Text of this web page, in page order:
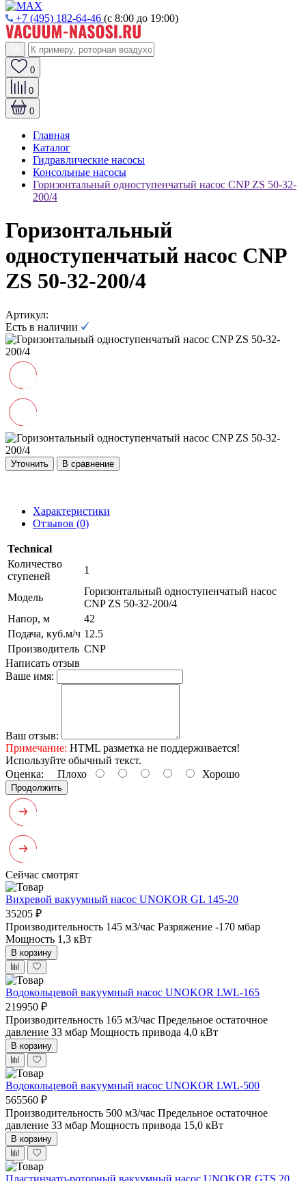
+7 (495) 182-64-46 (с 8:00 до 19:00)
0
0
0
Главная
Каталог
Гидравлические насосы
Консольные насосы
Горизонтальный одноступенчатый насос CNP ZS 50-32-
200/4
Горизонтальный
одноступенчатый насос CNP
ZS 50-32-200/4
Артикул:
Есть в наличии
Уточнить В сравнение
Характеристики
Отзывов (0)
Technical
Количество
ступеней
1
Модель
Горизонтальный одноступенчатый насос
CNP ZS 50-32-200/4
Напор, м
42
Подача, куб.м/ч 12.5
Производитель CNP
Написать отзыв
Ваше имя:
Ваш отзыв:
Примечание: HTML разметка не поддерживается!
Используйте обычный текст.
Оценка: Плохо Хорошо
Продолжить
Сейчас смотрят
Вихревой вакуумный насос UNOKOR GL 145-20
35205 ₽
Производительность 145 м3/час Разряжение -170 мбар
Мощность 1,3 кВт
В корзину
Водокольцевой вакуумный насос UNOKOR LWL-165
219950 ₽
Производительность 165 м3/час Предельное остаточное
давление 33 мбар Мощность привода 4,0 кВт
В корзину
Водокольцевой вакуумный насос UNOKOR LWL-500
565560 ₽
Производительность 500 м3/час Предельное остаточное
давление 33 мбар Мощность привода 15,0 кВт
В корзину
Пластинчато-роторный вакуумный насос UNOKOR GTS 20